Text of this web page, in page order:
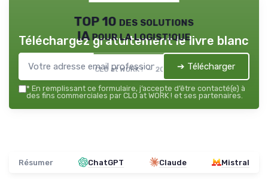
TOP 10 des solutions
IA pour la logistique
CLO at WORK ! — 2026
Téléchargez gratuitement le livre blanc
➔ Télécharger
* En remplissant ce formulaire, j’accepte d’être contacté(e) à
des fins commerciales par CLO at WORK ! et ses partenaires.
Résumer ChatGPT Claude Mistral